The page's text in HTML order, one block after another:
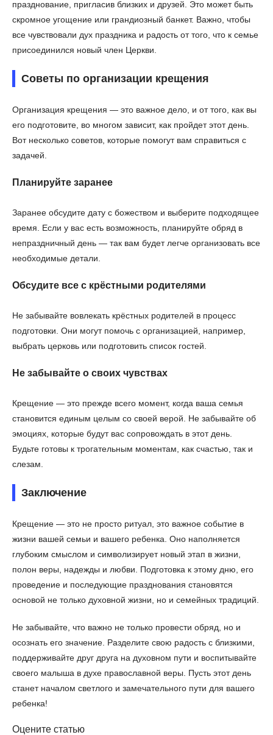
празднование, пригласив близких и друзей. Это может быть
скромное угощение или грандиозный банкет. Важно, чтобы
все чувствовали дух праздника и радость от того, что к семье
присоединился новый член Церкви.
Советы по организации крещения
Организация крещения — это важное дело, и от того, как вы
его подготовите, во многом зависит, как пройдет этот день.
Вот несколько советов, которые помогут вам справиться с
задачей.
Планируйте заранее
Заранее обсудите дату с божеством и выберите подходящее
время. Если у вас есть возможность, планируйте обряд в
непраздничный день — так вам будет легче организовать все
необходимые детали.
Обсудите все с крёстными родителями
Не забывайте вовлекать крёстных родителей в процесс
подготовки. Они могут помочь с организацией, например,
выбрать церковь или подготовить список гостей.
Не забывайте о своих чувствах
Крещение — это прежде всего момент, когда ваша семья
становится единым целым со своей верой. Не забывайте об
эмоциях, которые будут вас сопровождать в этот день.
Будьте готовы к трогательным моментам, как счастью, так и
слезам.
Заключение
Крещение — это не просто ритуал, это важное событие в
жизни вашей семьи и вашего ребенка. Оно наполняется
глубоким смыслом и символизирует новый этап в жизни,
полон веры, надежды и любви. Подготовка к этому дню, его
проведение и последующие празднования становятся
основой не только духовной жизни, но и семейных традиций.
Не забывайте, что важно не только провести обряд, но и
осознать его значение. Разделите свою радость с близкими,
поддерживайте друг друга на духовном пути и воспитывайте
своего малыша в духе православной веры. Пусть этот день
станет началом светлого и замечательного пути для вашего
ребенка!
Оцените статью